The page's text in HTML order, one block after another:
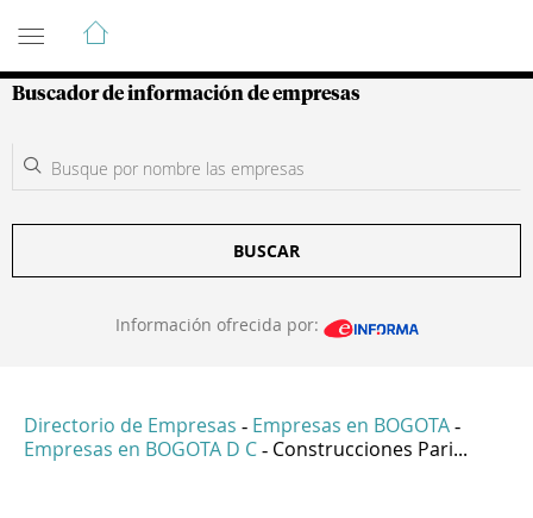
Guía de Empresas Colombianas
Buscador de información de empresas
BUSCAR
Información ofrecida por:
Directorio de Empresas - Empresas en BOGOTA -
Empresas en BOGOTA D C - Construcciones Pari...